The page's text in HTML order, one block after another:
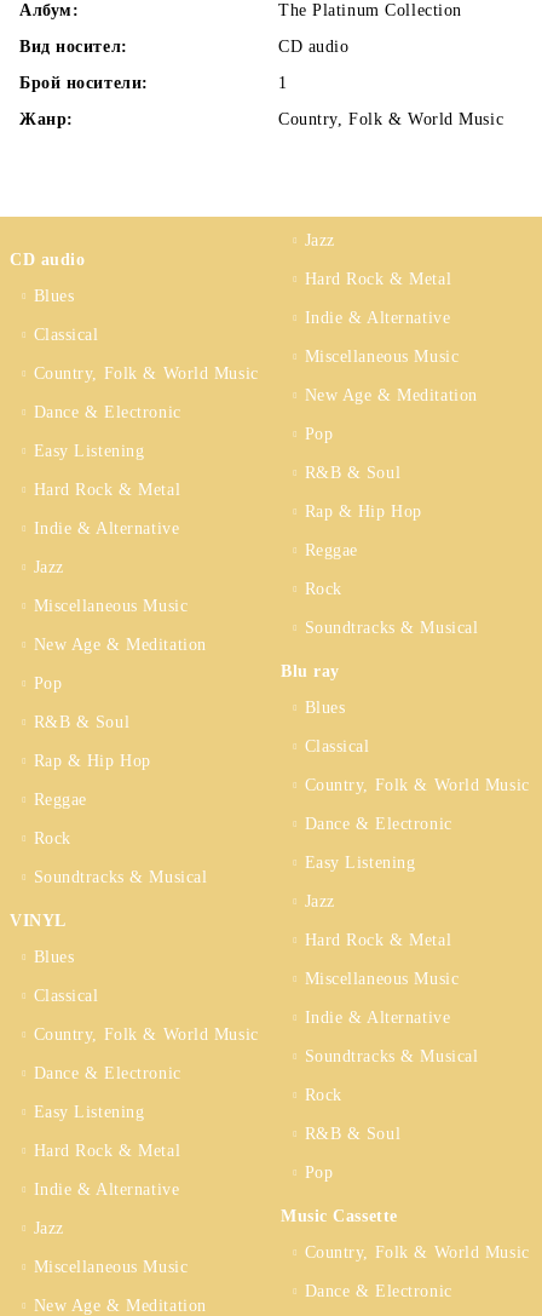
Албум:
The Platinum Collection
Вид носител:
CD audio
Брой носители:
1
Жанр:
Country, Folk & World Music
CD audio
Blues
Classical
Country, Folk & World Music
Dance & Electronic
Easy Listening
Hard Rock & Metal
Indie & Alternative
Jazz
Miscellaneous Music
New Age & Meditation
Pop
R&B & Soul
Rap & Hip Hop
Reggae
Rock
Soundtracks & Musical
VINYL
Blues
Classical
Country, Folk & World Music
Dance & Electronic
Easy Listening
Hard Rock & Metal
Indie & Alternative
Jazz
Miscellaneous Music
New Age & Meditation
Jazz
Hard Rock & Metal
Indie & Alternative
Miscellaneous Music
New Age & Meditation
Pop
R&B & Soul
Rap & Hip Hop
Reggae
Rock
Soundtracks & Musical
Blu ray
Blues
Classical
Country, Folk & World Music
Dance & Electronic
Easy Listening
Jazz
Hard Rock & Metal
Miscellaneous Music
Indie & Alternative
Soundtracks & Musical
Rock
R&B & Soul
Pop
Music Cassette
Country, Folk & World Music
Dance & Electronic